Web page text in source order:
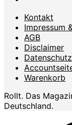
Kontakt
Impressum
AGB
Disclaimer
Datenschutz
Warenkorb
Rollt. Das
Deutschland.